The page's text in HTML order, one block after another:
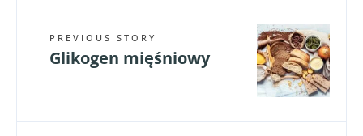
PREVIOUS STORY
Glikogen mięśniowy